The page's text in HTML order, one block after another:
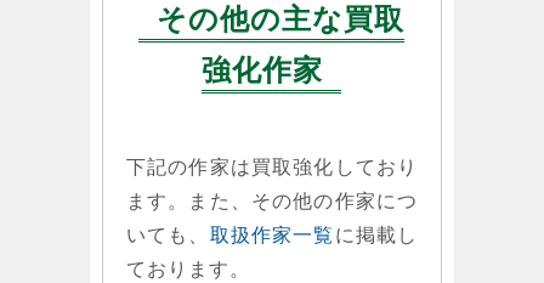
その他の主な買取
強化作家
下記の作家は買取強化しており
ます。また、その他の作家につ
いても、 取扱作家一覧 に掲載し
ております。